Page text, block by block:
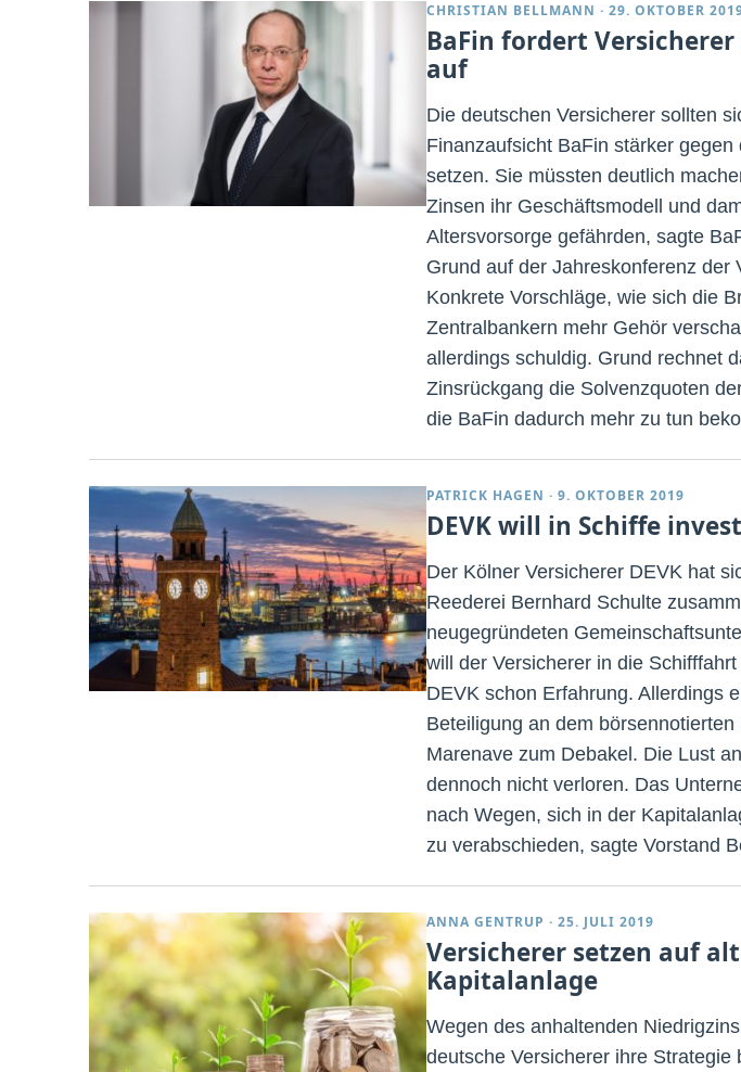
CHRISTIAN BELLMANN · 29. OKTOBER
BaFin fordert
auf
Die deutschen Versicherer sollten
Finanzaufsicht BaFin stärker
setzen. Sie müssten deutlich
Zinsen ihr Geschäftsmodell und
Altersvorsorge gefährden, sagte
Grund auf der Jahreskonferenz der
Konkrete Vorschläge, wie sich die
Zentralbankern mehr Gehör
allerdings schuldig. Grund rechnet
Zinsrückgang die Solvenzquoten
die BaFin dadurch mehr zu tun
PATRICK HAGEN · 9. OKTOBER 2019
DEVK will in Schiffe
Der Kölner Versicherer DEVK hat
Reederei Bernhard Schulte
neugegründeten
will der Versicherer in die
DEVK schon Erfahrung. Allerdings
Beteiligung an dem
Marenave zum Debakel. Die Lust
dennoch nicht verloren. Das
nach Wegen, sich in der
zu verabschieden, sagte Vorstand
ANNA GENTRUP · 25. JULI 2019
Versicherer setzen auf
Kapitalanlage
Wegen des anhaltenden
deutsche Versicherer ihre Strategie